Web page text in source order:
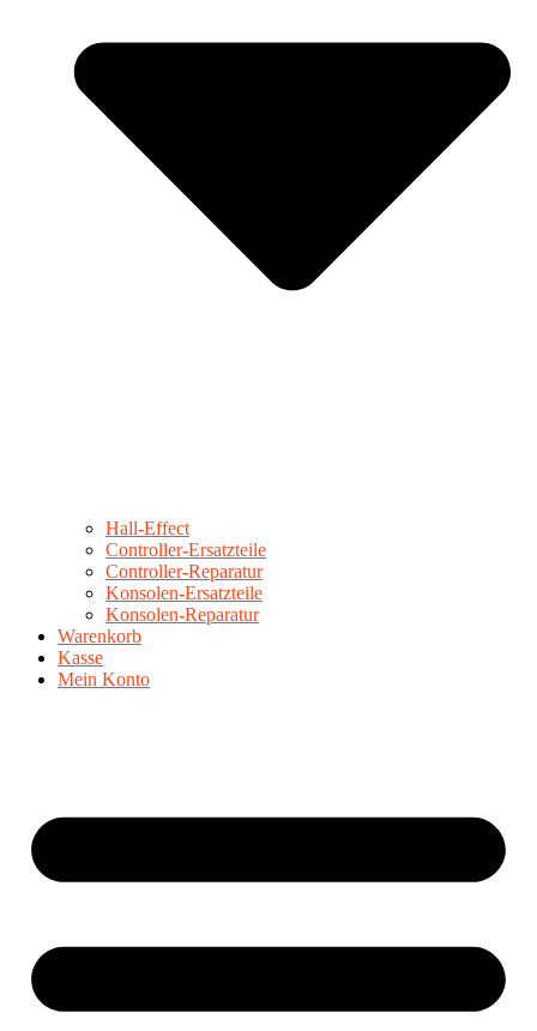
Hall-Effect
Controller-Ersatzteile
Controller-Reparatur
Konsolen-Ersatzteile
Konsolen-Reparatur
Warenkorb
Kasse
Mein Konto